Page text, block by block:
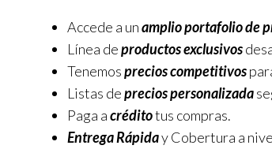
Accede a unamplio portafolio de
Línea deproductos exclusivos
Tenemosprecios competitivos
Listas deprecios personalizada
Paga acréditotus compras.
Entrega Rápiday Cobertura a